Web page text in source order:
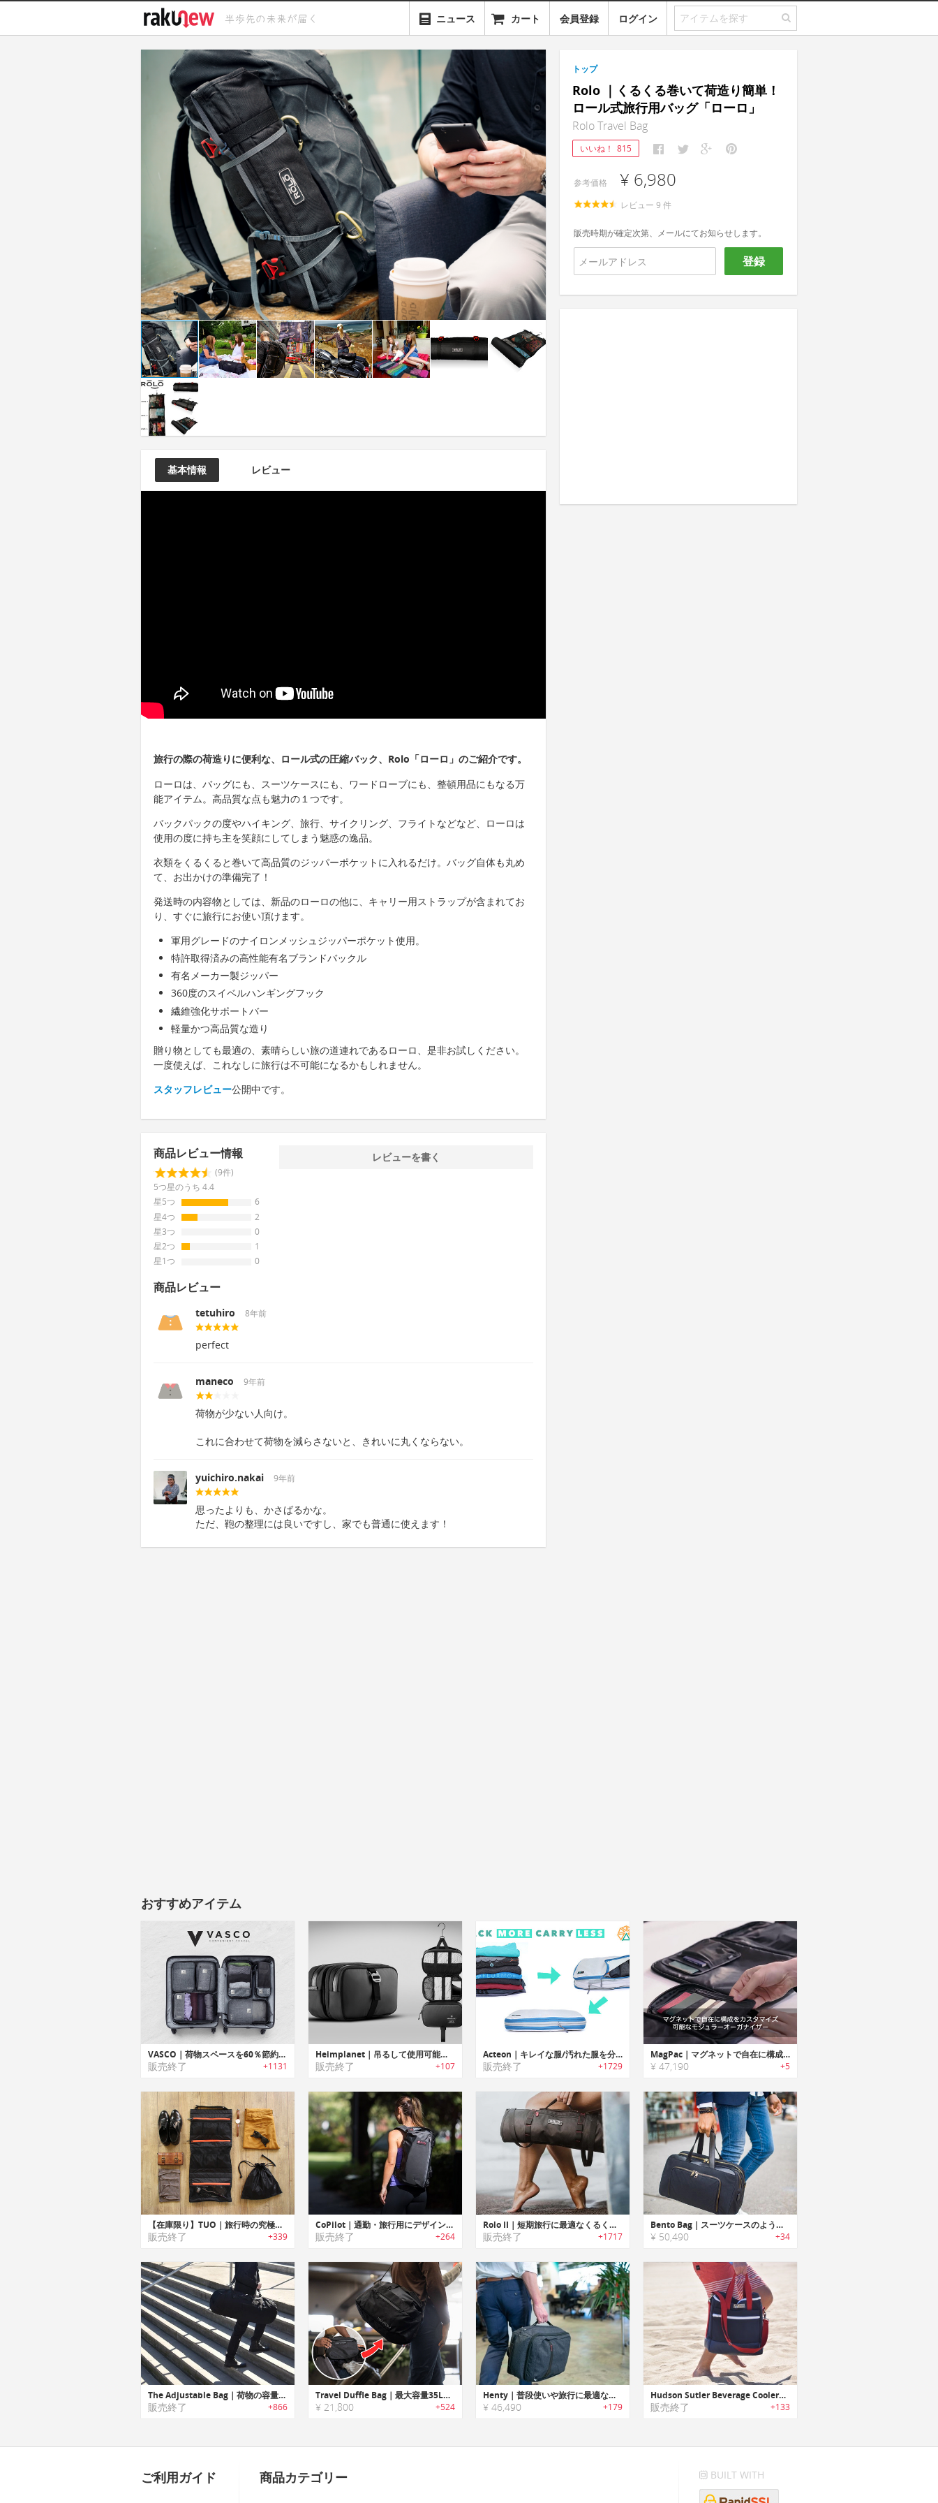
ニュース カート 会員登録 ログイン
基本情報 レビュー
旅行の際の荷造りに便利な、ロール式の圧縮バック、Rolo「ローロ」のご紹介です。
ローロは、バッグにも、スーツケースにも、ワードローブにも、整頓用品にもなる万
能アイテム。高品質な点も魅力の１つです。
バックパックの度やハイキング、旅行、サイクリング、フライトなどなど、ローロは
使用の度に持ち主を笑顔にしてしまう魅惑の逸品。
衣類をくるくると巻いて高品質のジッパーポケットに入れるだけ。バッグ自体も丸め
て、お出かけの準備完了！
発送時の内容物としては、新品のローロの他に、キャリー用ストラップが含まれてお
り、すぐに旅行にお使い頂けます。
軍用グレードのナイロンメッシュジッパーポケット使用。
特許取得済みの高性能有名ブランドバックル
有名メーカー製ジッパー
360度のスイベルハンギングフック
繊維強化サポートバー
軽量かつ高品質な造り
贈り物としても最適の、素晴らしい旅の道連れであるローロ、是非お試しください。
一度使えば、これなしに旅行は不可能になるかもしれません。
スタッフレビュー公開中です。
商品レビュー情報
(9件)
5つ星のうち 4.4
星5つ
6
星4つ
2
星3つ
0
星2つ
1
星1つ
0
レビューを書く
商品レビュー
tetuhiro 8年前
perfect
maneco 9年前
荷物が少ない人向け。
これに合わせて荷物を減らさないと、きれいに丸くならない。
yuichiro.nakai 9年前
思ったよりも、かさばるかな。
ただ、鞄の整理には良いですし、家でも普通に使えます！
トップ
Rolo ｜くるくる巻いて荷造り簡単！
ロール式旅行用バッグ「ローロ」
Rolo Travel Bag
いいね！ 815
参考価格 ¥ 6,980
レビュー 9 件
販売時期が確定次第、メールにてお知らせします。
登録
おすすめアイテム
VASCO｜荷物スペースを60％節約可能なスマートパッキングキューブバッグ「ヴァスコ」
販売終了 +1131
Heimplanet｜吊るして使用可能な洗面シャワー用品用ポーチ
販売終了 +107
Acteon｜キレイな服/汚れた服を分けて収納可能な旅行用圧縮パッキングキューブシステム「アクテオン」
販売終了 +1729
MagPac｜マグネットで自在に構成をカスタマイズ可能なモジュラーオーガナイザー「マグパック」
¥ 47,190 +5
【在庫限り】TUO｜旅行時の究極の下着オーガナイザー「テュオ」
販売終了 +339
CoPilot｜通勤・旅行用にデザインされた2ウェイバッグ「コーパイロット」
販売終了 +264
Rolo II｜短期旅行に最適なくるくる巻いて荷造り簡単！ロール式旅行用バッグ「ローロⅡ」
販売終了 +1717
Bento Bag｜スーツケースのように開閉するトラベルバッグ「ベントーバッグ」
¥ 50,490 +34
The Adjustable Bag｜荷物の容量に合わせて3つのサイズに切り替え可能なコンバーチブルバッグ「タブ」
販売終了 +866
Travel Duffle Bag｜最大容量35Lの折りたためて片手で持てる旅行に欠かせないダッフルバッグ
¥ 21,800 +524
Henty｜普段使いや旅行に最適なトラベルブリーフバッグ「ヘンティー」
¥ 46,490 +179
Hudson Sutler Beverage Cooler｜18本のビール缶を楽々保冷する大容量クーラートートバッグ
販売終了 +133
ご利用ガイド 商品カテゴリー BUILT WITH